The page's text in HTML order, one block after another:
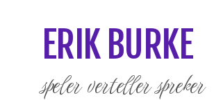
ERIK BURKE
speler verteller spreker